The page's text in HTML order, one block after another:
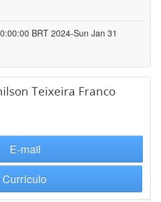
BRT 2024-Sun Jan 31
Teixeira Franco
E-mail
Currículo